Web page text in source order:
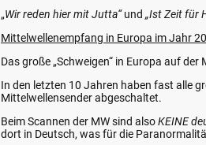
„Wir reden hier mit Jutta“und „Ist Zeit für
Mittelwellenempfang in Europa im Jahr
Das große „Schweigen“ in Europa auf der
In den letzten 10 Jahren haben fast alle
Mittelwellensender abgeschaltet.
Beim Scannen der MW sind alsoKEINE
dort in Deutsch, was für die